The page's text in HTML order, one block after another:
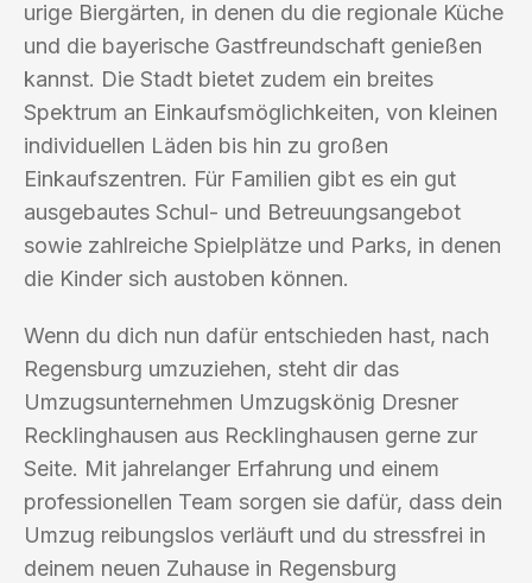
urige Biergärten, in denen du die regionale Küche
und die bayerische Gastfreundschaft genießen
kannst. Die Stadt bietet zudem ein breites
Spektrum an Einkaufsmöglichkeiten, von kleinen
individuellen Läden bis hin zu großen
Einkaufszentren. Für Familien gibt es ein gut
ausgebautes Schul- und Betreuungsangebot
sowie zahlreiche Spielplätze und Parks, in denen
die Kinder sich austoben können.
Wenn du dich nun dafür entschieden hast, nach
Regensburg umzuziehen, steht dir das
Umzugsunternehmen Umzugskönig Dresner
Recklinghausen aus Recklinghausen gerne zur
Seite. Mit jahrelanger Erfahrung und einem
professionellen Team sorgen sie dafür, dass dein
Umzug reibungslos verläuft und du stressfrei in
deinem neuen Zuhause in Regensburg